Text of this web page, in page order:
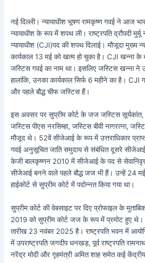
नई दिल्ली। न्यायाधीश भूषण रामकृष्ण गवई ने आज
न्यायाधीश के रूप में शपथ ली। राष्ट्रपति द्रौपदी मुर्मू
न्यायाधीश (CJI)पद की शपथ दिलाई। मौजूदा मुख्य
कार्यकाल 13 मई को खत्म हो चुका है। CJI खन्ना के
जस्टिस गवई का नाम था। इसलिए जस्टिस खन्ना ने
हालांकि, उनका कार्यकाल सिर्फ 6 महीने का है।
और पहले बौद्ध चीफ जस्टिस हैं।
इस अवसर पर सुप्रीम कोर्ट के जज जस्टिस सूर्यकांत,
जस्टिस पीएस नरसिम्हा, जस्टिस बीवी नागरत्ना,
मौजूद थे। 52वें सीजेआई के रूप में उत्तराधिकार
गवई अनुसूचित जाति समुदाय से संबंधित दूसरे
केजी बालकृष्णन 2010 में सीजेआई के पद से
सीजेआई बनने वाले पहले बौद्ध जज भी हैं। उन्हें 24
हाईकोर्ट से सुप्रीम कोर्ट में पदोन्नत किया गया था।
सुप्रीम कोर्ट की वेबसाइट पर दिए प्रोफाइल के
2019 को सुप्रीम कोर्ट जज के रूप में प्रमोट हुए
तारीख 23 नवंबर 2025 है। राष्ट्रपति भवन में
में उपराष्ट्रपति जगदीप धनखड़, पूर्व राष्ट्रपति
नरेंद्र मोदी और गृहमंत्री अमित शाह समेत कई